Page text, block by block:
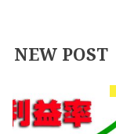
NEW POST